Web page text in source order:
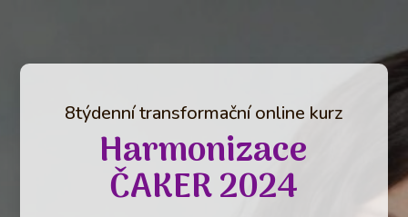
8týdenní transformační online kurz
Harmonizace
ČAKER 2024